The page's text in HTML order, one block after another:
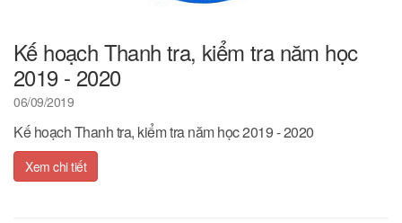
Kế hoạch Thanh tra, kiểm tra năm học
2019 - 2020
06/09/2019
Kế hoạch Thanh tra, kiểm tra năm học 2019 - 2020
Xem chi tiết